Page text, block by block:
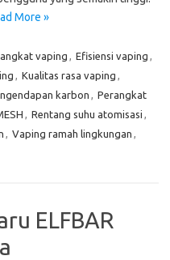
More »
vaping , Efisiensi vaping ,
, Kualitas rasa vaping ,
karbon , Perangkat
, Rentang suhu atomisasi ,
, Vaping ramah lingkungan ,
ELFBAR